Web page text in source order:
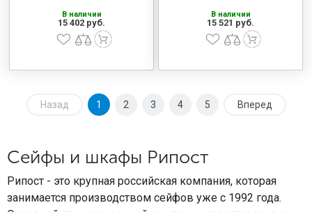
В наличии
15 402 руб.
В наличии
15 521 руб.
Назад 1 2 3 4 5 Вперед
Сейфы и шкафы Рипост
Рипост - это крупная российская компания, которая
занимается производством сейфов уже с 1992 года.